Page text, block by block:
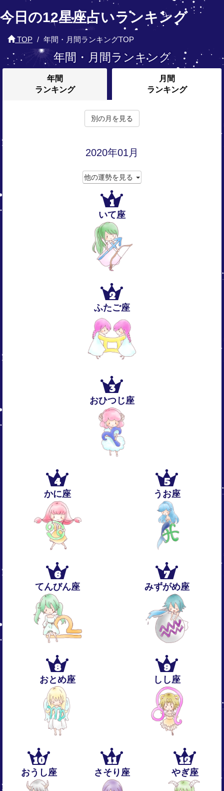
今日の12星座占いランキング
TOP 年間・月間ランキングTOP
年間・月間ランキング
年間
ランキング
月間
ランキング
別の月を見る
2020年01月
他の運勢を見る
1
いて座
2
ふたご座
3
おひつじ座
4
かに座
5
うお座
6
てんびん座
7
みずがめ座
8
おとめ座
9
しし座
10
おうし座
11
さそり座
12
やぎ座